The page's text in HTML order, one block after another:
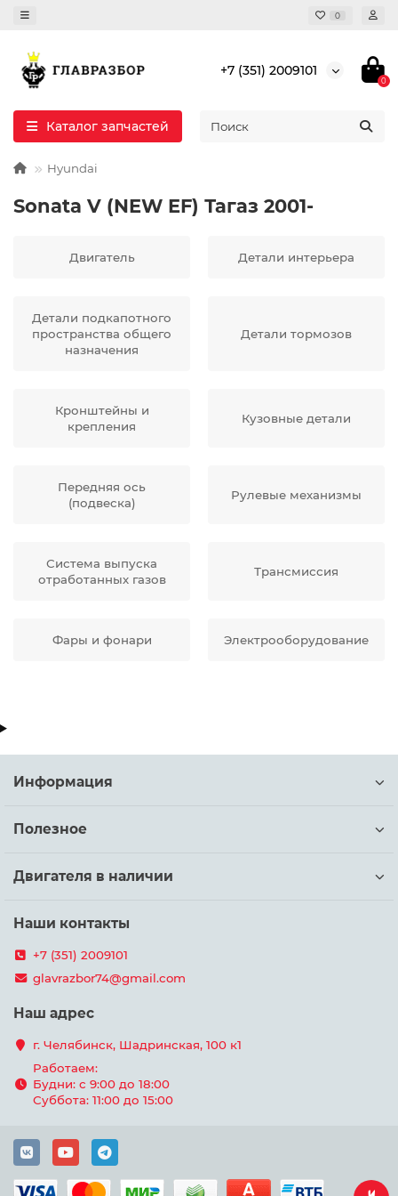
0
+7 (351) 2009101
0
Каталог запчастей
Hyundai
Sonata V (NEW EF) Тагаз 2001-
Двигатель Детали интерьера
Детали подкапотного
пространства общего
назначения
Детали тормозов
Кронштейны и
крепления
Кузовные детали
Передняя ось
(подвеска)
Рулевые механизмы
Система выпуска
отработанных газов
Трансмиссия
Фары и фонари Электрооборудование
Информация
Полезное
Двигателя в наличии
Наши контакты
+7 (351) 2009101
glavrazbor74@gmail.com
Наш адрес
г. Челябинск, Шадринская, 100 к1
Работаем:
Будни: с 9:00 до 18:00
Суббота: 11:00 до 15:00